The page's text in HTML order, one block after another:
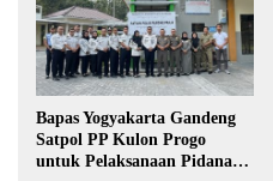
Bapas Yogyakarta Gandeng
Satpol PP Kulon Progo
untuk Pelaksanaan Pidana